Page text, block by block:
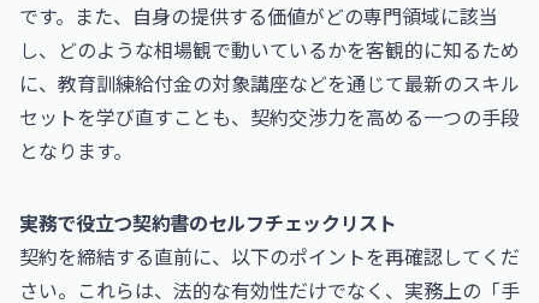
です。また、自身の提供する価値がどの専門領域に該当
し、どのような相場観で動いているかを客観的に知るため
に、 教育訓練給付金の対象講座などを通じて最新のスキル
セットを学び直すことも、契約交渉力を高める一つの手段
となります。
実務で役立つ契約書のセルフチェックリスト
契約を締結する直前に、以下のポイントを再確認してくだ
さい。これらは、法的な有効性だけでなく、実務上の「手